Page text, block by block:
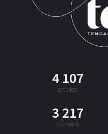
4 107
articles
3 217
conseils